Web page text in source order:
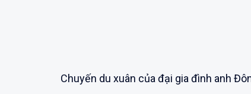
Chuyến du xuân của đại gia đình anh